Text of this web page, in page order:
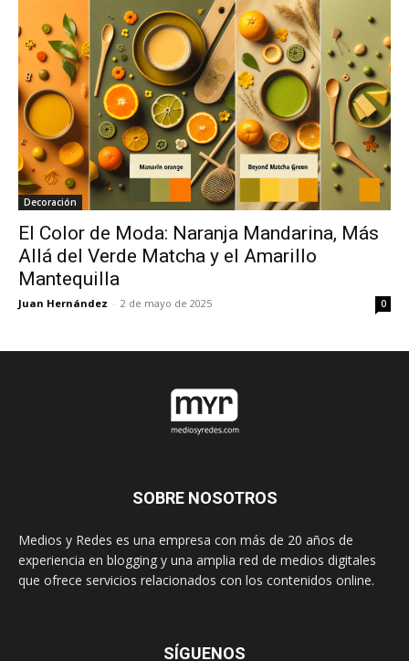
Decoración
El Color de Moda: Naranja Mandarina, Más
Allá del Verde Matcha y el Amarillo
Mantequilla
Juan Hernández - 2 de mayo de 2025 0
SOBRE NOSOTROS
Medios y Redes es una empresa con más de 20 años de
experiencia en blogging y una amplia red de medios digitales
que ofrece servicios relacionados con los contenidos online.
SÍGUENOS